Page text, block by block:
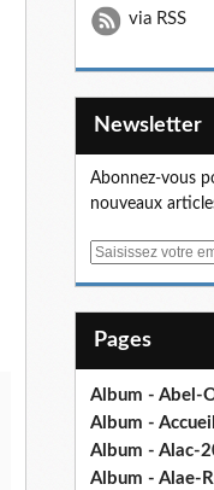
via RSS
Newsletter
Abonnez-vous
nouveaux
E
Pages
Album - Abel-
Album -
Album - Alac-
Album - Alae-